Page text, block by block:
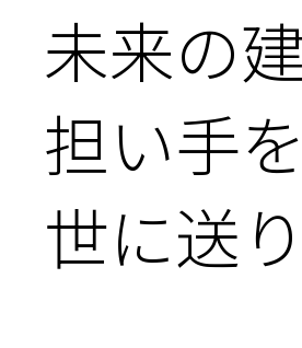
未来の
担い手
世に送